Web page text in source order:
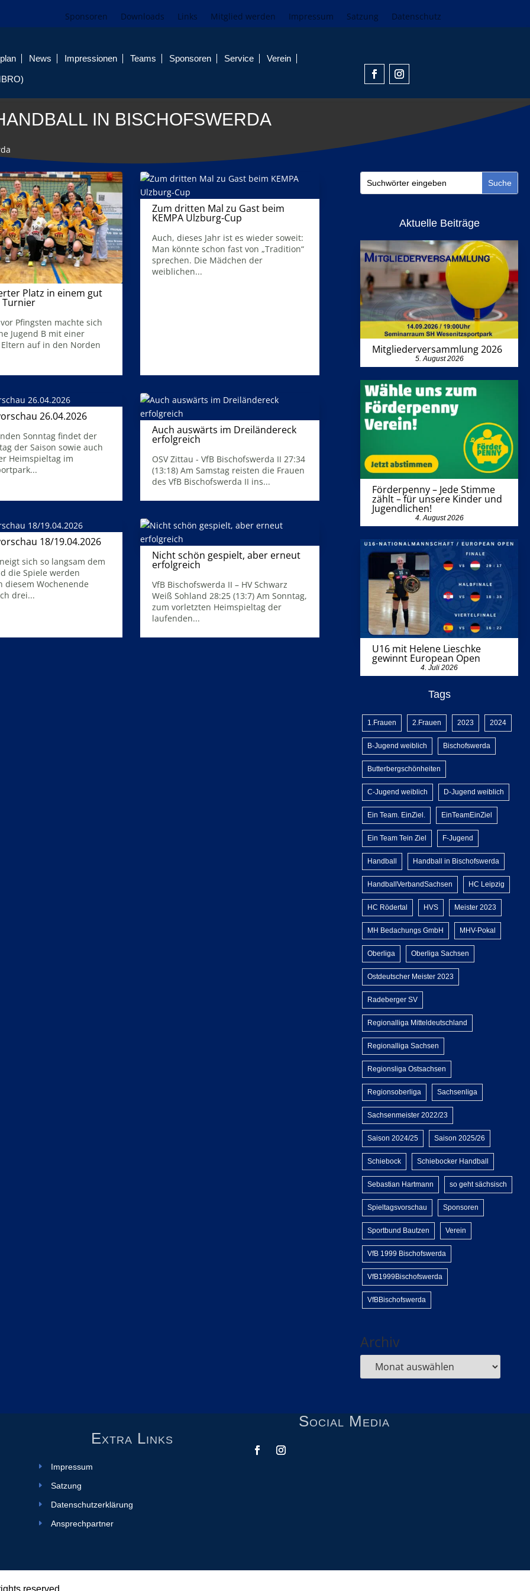
Sponsoren Downloads Links Mitglied werden Impressum Satzung Datenschutz
News Impressionen Teams Sponsoren Service Verein
IN BISCHOFSWERDA
Platz in einem gut
Turnier
Pfingsten machte sich
Jugend B mit einer
auf in den Norden
Zum dritten Mal zu Gast beim
KEMPA Ulzburg-Cup
Auch, dieses Jahr ist es wieder soweit:
Man könnte schon fast von „Tradition“
sprechen. Die Mädchen der
weiblichen...
26.04.2026
Sonntag findet der
der Saison sowie auch
Heimspieltag im
Auch auswärts im Dreiländereck
erfolgreich
OSV Zittau - VfB Bischofswerda II 27:34
(13:18) Am Samstag reisten die Frauen
des VfB Bischofswerda II ins...
18/19.04.2026
sich so langsam dem
die Spiele werden
diesem Wochenende
drei...
Nicht schön gespielt, aber erneut
erfolgreich
VfB Bischofswerda II – HV Schwarz
Weiß Sohland 28:25 (13:7) Am Sonntag,
zum vorletzten Heimspieltag der
laufenden...
Aktuelle Beiträge
Mitgliederversammlung 2026
5. August 2026
Förderpenny – Jede Stimme
zählt – für unsere Kinder und
Jugendlichen!
4. August 2026
U16 mit Helene Lieschke
gewinnt European Open
4. Juli 2026
Tags
1.Frauen 2.Frauen 2023 2024
B-Jugend weiblich Bischofswerda
Butterbergschönheiten
C-Jugend weiblich D-Jugend weiblich
Ein Team. EinZiel. EinTeamEinZiel
Ein Team Tein Ziel F-Jugend
Handball Handball in Bischofswerda
HandballVerbandSachsen HC Leipzig
HC Rödertal HVS Meister 2023
MH Bedachungs GmbH MHV-Pokal
Oberliga Oberliga Sachsen
Ostdeutscher Meister 2023
Radeberger SV
Regionalliga Mitteldeutschland
Regionalliga Sachsen
Regionsliga Ostsachsen
Regionsoberliga Sachsenliga
Sachsenmeister 2022/23
Saison 2024/25 Saison 2025/26
Schiebock Schiebocker Handball
Sebastian Hartmann so geht sächsisch
Spieltagsvorschau Sponsoren
Sportbund Bautzen Verein
VfB 1999 Bischofswerda
VfB1999Bischofswerda
VfBBischofswerda
Archiv
Extra Links
Impressum
Satzung
Datenschutzerklärung
Ansprechpartner
Social Media
reserved.